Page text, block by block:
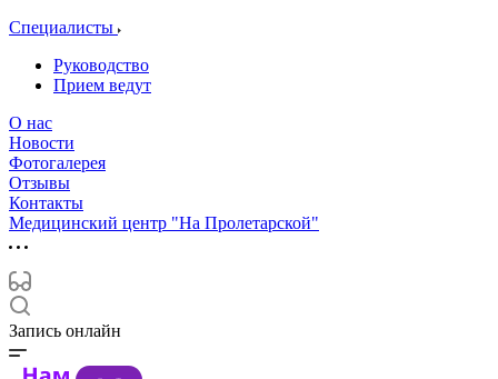
Специалисты
Руководство
Прием ведут
О нас
Новости
Фотогалерея
Отзывы
Контакты
Медицинский центр "На Пролетарской"
Запись онлайн